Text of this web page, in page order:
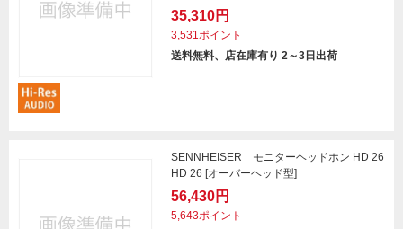
35,310円
3,531ポイント
送料無料、店在庫有り 2～3日出荷
SENNHEISER モニターヘッドホン HD 26
HD 26 [オーバーヘッド型]
56,430円
5,643ポイント